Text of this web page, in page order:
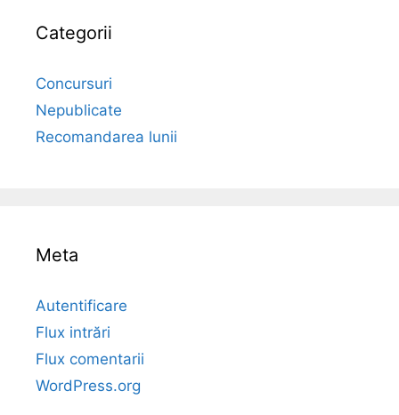
Categorii
Concursuri
Nepublicate
Recomandarea lunii
Meta
Autentificare
Flux intrări
Flux comentarii
WordPress.org